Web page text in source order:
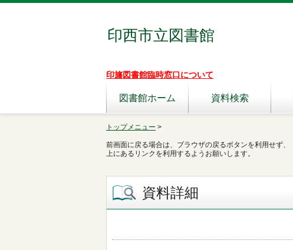
印西市立図書館
印旛図書館臨時窓口について
図書館ホーム 資料検索
トップメニュー >
前画面に戻る場合は、ブラウザの戻るボタンを利用せず、
上にあるリンクを利用するようお願いします。
資料詳細